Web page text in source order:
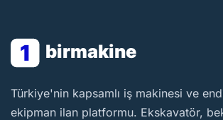
1 birmakine
BirMakine
Türkiye'nin kapsamlı iş makinesi ve
ekipman ilan platformu. Ekskavatör,